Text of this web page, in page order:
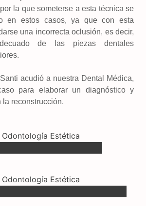
la que someterse a esta técnica se
en estos casos, ya que con esta
una incorrecta oclusión, es decir,
de las piezas dentales
acudió a nuestra Dental Médica,
para elaborar un diagnóstico y
la reconstrucción.